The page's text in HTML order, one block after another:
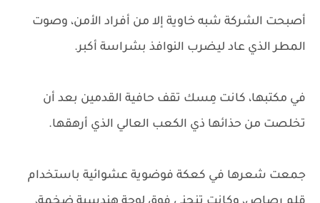
أصبحت الشركة شبه خاوية إلا من أفراد الأمن، وصوت
المطر الذي عاد ليضرب النوافذ بشراسة أكبر.
في مكتبها، كانت مِسك تقف حافية القدمين بعد أن
تخلصت من حذائها ذي الكعب العالي الذي أرهقها.
جمعت شعرها في كعكة فوضوية عشوائية باستخدام